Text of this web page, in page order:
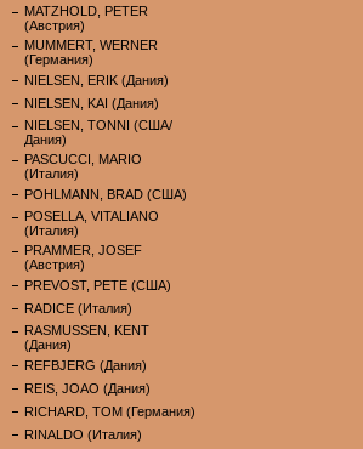
MATZHOLD, PETER
(Австрия)
MUMMERT, WERNER
(Германия)
NIELSEN, ERIK (Дания)
NIELSEN, KAI (Дания)
NIELSEN, TONNI (США/
Дания)
PASCUCCI, MARIO
(Италия)
POHLMANN, BRAD (США)
POSELLA, VITALIANO
(Италия)
PRAMMER, JOSEF
(Австрия)
PREVOST, PETE (США)
RADICE (Италия)
RASMUSSEN, KENT
(Дания)
REFBJERG (Дания)
REIS, JOAO (Дания)
RICHARD, TOM (Германия)
RINALDO (Италия)